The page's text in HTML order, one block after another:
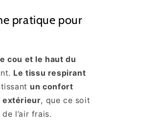
pratique pour
cou et le haut du
Le tissu respirant
un confort
extérieur, que ce soit
l’air frais.